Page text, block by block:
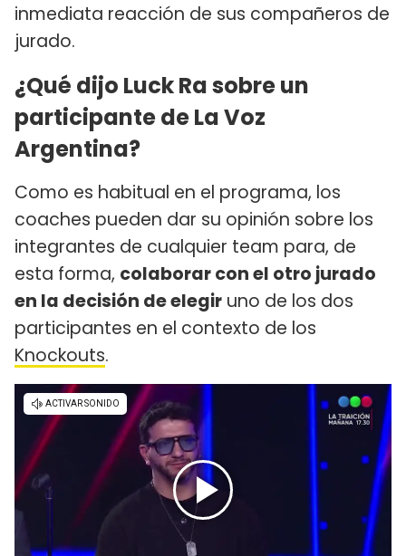
inmediata reacción de sus compañeros de
jurado.
¿Qué dijo Luck Ra sobre un
participante de La Voz
Argentina?
Como es habitual en el programa, los
coaches pueden dar su opinión sobre los
integrantes de cualquier team para, de
esta forma, colaborar con el otro jurado
en la decisión de elegir uno de los dos
participantes en el contexto de los
Knockouts.